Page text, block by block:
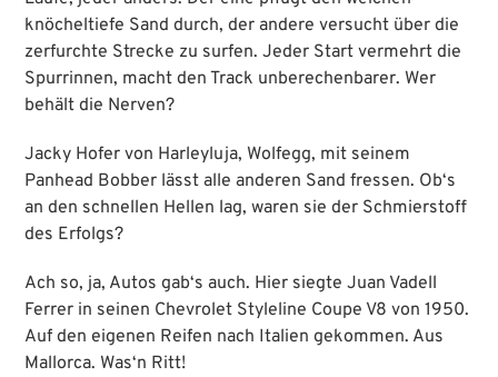
knöcheltiefe Sand durch, der andere versucht über die
zerfurchte Strecke zu surfen. Jeder Start vermehrt die
Spurrinnen, macht den Track unberechenbarer. Wer
behält die Nerven?
Jacky Hofer von Harleyluja, Wolfegg, mit seinem
Panhead Bobber lässt alle anderen Sand fressen. Ob‘s
an den schnellen Hellen lag, waren sie der Schmierstoff
des Erfolgs?
Ach so, ja, Autos gab‘s auch. Hier siegte Juan Vadell
Ferrer in seinen Chevrolet Styleline Coupe V8 von 1950.
Auf den eigenen Reifen nach Italien gekommen. Aus
Mallorca. Was‘n Ritt!